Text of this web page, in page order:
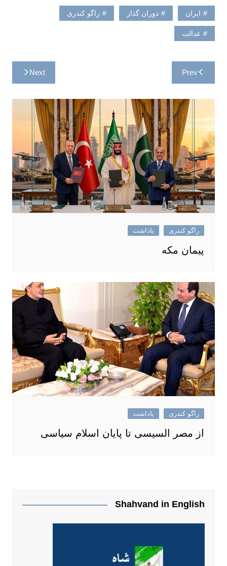
ایران دوران گذار راگو کندری
عدالت
راهبری
نوشته
Prev
Next
راگو کندری یاداشت
پیمان مکه
راگو کندری یاداشت
از مصر السیسی تا پایان اسلام سیاسی
Shahvand in English